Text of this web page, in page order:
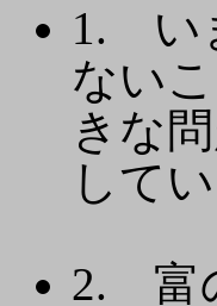
1. い
ない
きな
して
2. 富